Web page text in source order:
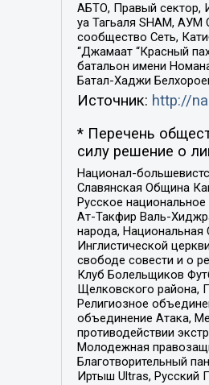
АБТО, Правый сектор,
уа Тагьаля SHAM,
сообщество Сеть,
“Джамаат “Красный
батальон имени
Батал-Хаджи
Источник: http://
* Перечень
силу решение о
Национал-
Славянская Община
Русское
Ат-Такфир Валь-
народа, Национальная
Инглистической
свободе совести и о
Клуб Болельщиков
Щелковского района,
Религиозное
объединение Атака,
противодействии
Молодежная
Благотворительный
Иртыш Ultras, Русский